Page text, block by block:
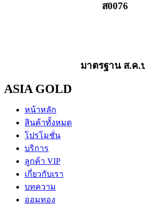
ส0076
มาตรฐาน ส.ค.
ASIA GOLD
หน้าหลัก
สินค้าทั้งหมด
โปรโมชั่น
บริการ
ลูกค้า VIP
เกี่ยวกับเรา
บทความ
ออมทอง